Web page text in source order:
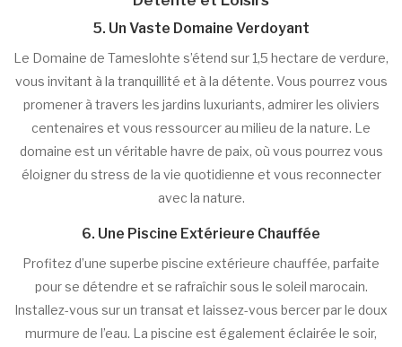
5. Un Vaste Domaine Verdoyant
Le Domaine de Tameslohte s’étend sur 1,5 hectare de verdure,
vous invitant à la tranquillité et à la détente. Vous pourrez vous
promener à travers les jardins luxuriants, admirer les oliviers
centenaires et vous ressourcer au milieu de la nature. Le
domaine est un véritable havre de paix, où vous pourrez vous
éloigner du stress de la vie quotidienne et vous reconnecter
avec la nature.
6. Une Piscine Extérieure Chauffée
Profitez d’une superbe piscine extérieure chauffée, parfaite
pour se détendre et se rafraîchir sous le soleil marocain.
Installez-vous sur un transat et laissez-vous bercer par le doux
murmure de l’eau. La piscine est également éclairée le soir,